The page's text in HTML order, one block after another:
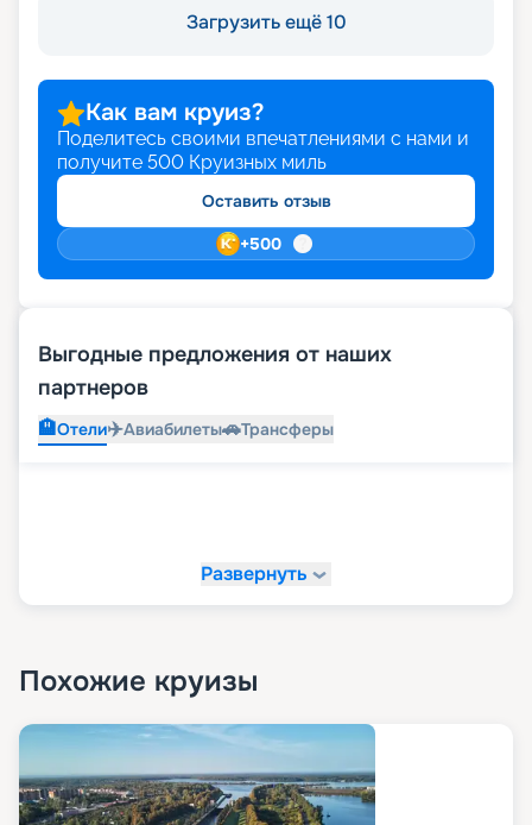
Загрузить ещё 10
Как вам круиз?
Поделитесь своими впечатлениями с нами и
получите 500 Круизных миль
Оставить отзыв
+500
Выгодные предложения от наших
партнеров
🏨Отели✈️Авиабилеты🚗Трансферы
Развернуть
Похожие круизы